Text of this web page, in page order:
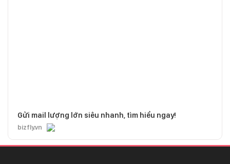
Gửi mail lượng lớn siêu nhanh, tìm hiểu ngay!
bizfly.vn